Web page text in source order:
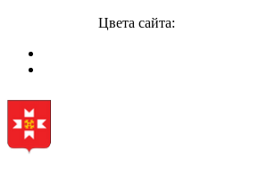
Цвета сайта: